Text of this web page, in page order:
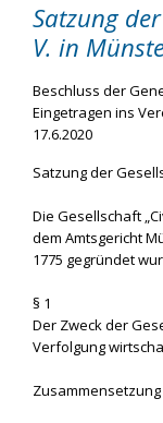
Satzung
V. in
Beschluss der
Eingetragen ins
17.6.2020
Satzung der
Die Gesellschaft
dem Amtsgericht
1775 gegründet
§ 1
Der Zweck der
Verfolgung